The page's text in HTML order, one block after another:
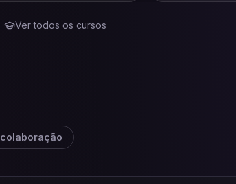
Ver todos os cursos
colaboração